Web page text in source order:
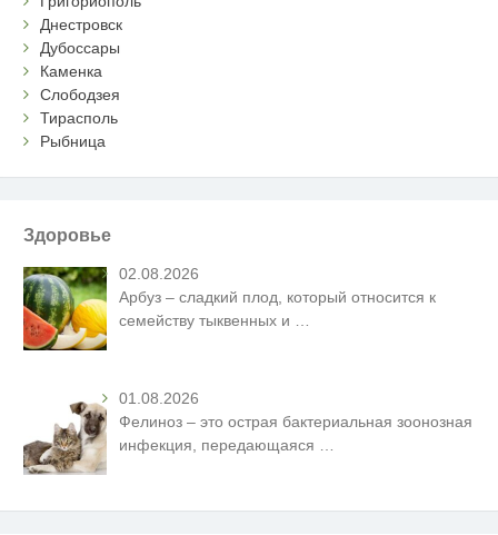
Днестровск
Дубоссары
Каменка
Слободзея
Тирасполь
Рыбница
Здоровье
02.08.2026
Арбуз – сладкий плод, который относится к
семейству тыквенных и
01.08.2026
Фелиноз – это острая бактериальная зоонозная
инфекция, передающаяся